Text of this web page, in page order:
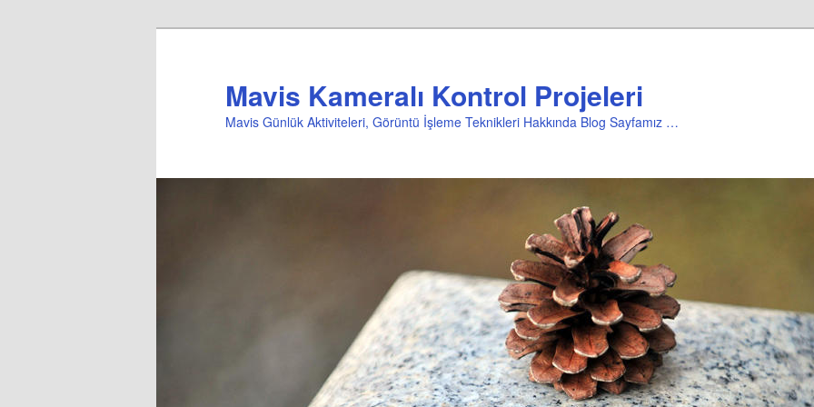
Mavis Kameralı Kontrol Projeleri
Mavis Günlük Aktiviteleri, Görüntü İşleme Teknikleri Hakkında Blog Sayfamız …